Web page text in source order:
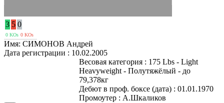
3 5 0
0 KOs 0 KOs
Имя: СИМОНОВ Андрей
Дата регистрации : 10.02.2005
Весовая категория : 175 Lbs - Light
Heavyweight - Полутяжёлый - до
79,378кг
Дебют в проф. боксе (дата) : 01.01.1970
Промоутер : А.Шкаликов